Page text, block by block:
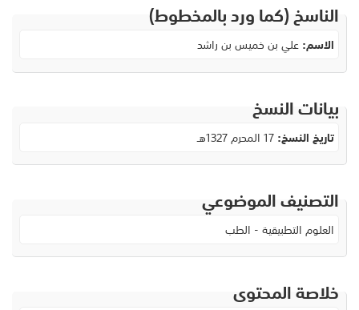
الناسخ (كما ورد بالمخطوط)
الاسم:علي بن خميس بن راشد
بيانات النسخ
تاريخ النسخ:17 المحرم 1327هـ
التصنيف الموضوعي
العلوم التطبيقية - الطب
خلاصة المحتوى